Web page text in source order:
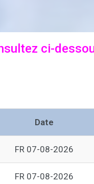
ci-
Date
FR 07-08-2026
FR 07-08-2026